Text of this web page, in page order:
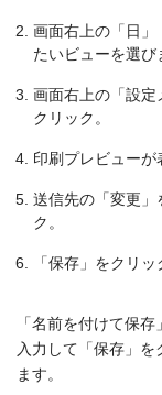
画面右上の「日」
たいビューを選び
画面右上の「設定
クリック。
印刷プレビューが
送信先の「変更」
ク。
「保存」をクリッ
「名前を付けて保
入力して「保存」
ます。